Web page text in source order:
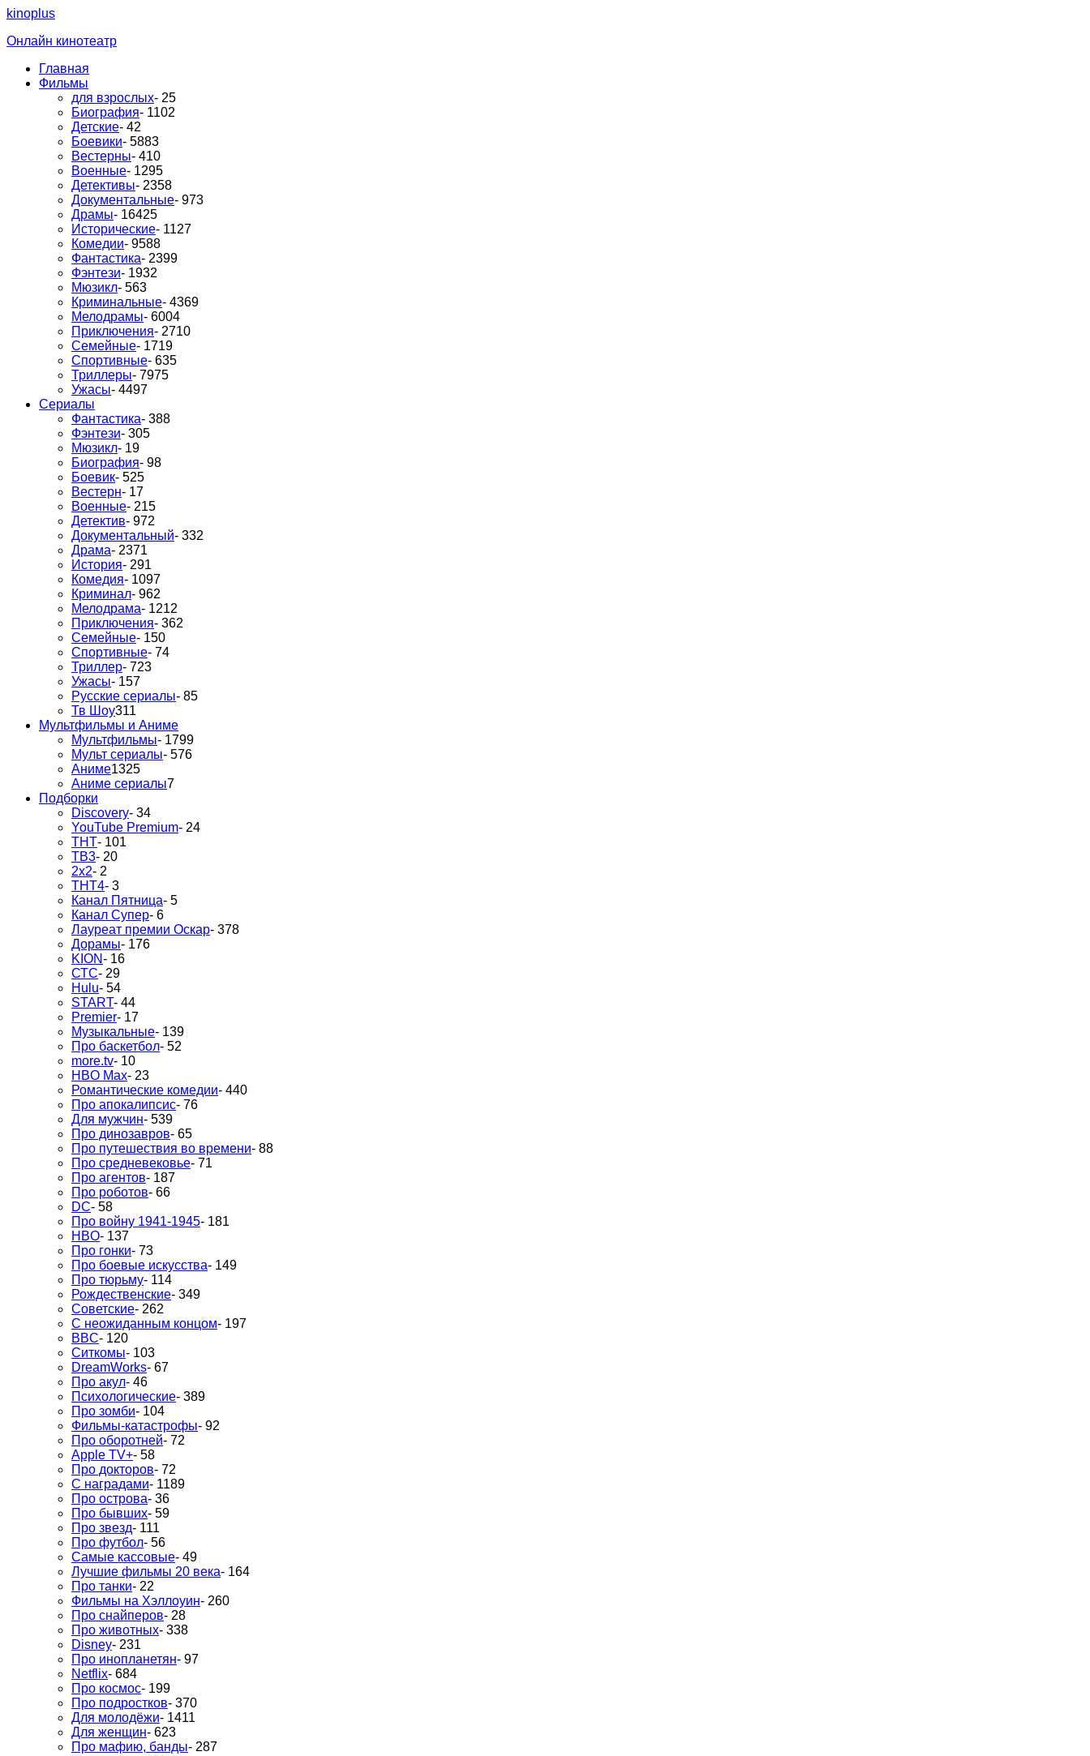
kinoplus
Онлайн кинотеатр
Главная
Фильмы
для взрослых- 25
Биография- 1102
Детские- 42
Боевики- 5883
Вестерны- 410
Военные- 1295
Детективы- 2358
Документальные- 973
Драмы- 16425
Исторические- 1127
Комедии- 9588
Фантастика- 2399
Фэнтези- 1932
Мюзикл- 563
Криминальные- 4369
Мелодрамы- 6004
Приключения- 2710
Семейные- 1719
Спортивные- 635
Триллеры- 7975
Ужасы- 4497
Сериалы
Фантастика- 388
Фэнтези- 305
Мюзикл- 19
Биография- 98
Боевик- 525
Вестерн- 17
Военные- 215
Детектив- 972
Документальный- 332
Драма- 2371
История- 291
Комедия- 1097
Криминал- 962
Мелодрама- 1212
Приключения- 362
Семейные- 150
Спортивные- 74
Триллер- 723
Ужасы- 157
Русские сериалы- 85
Тв Шоу311
Мультфильмы и Аниме
Мультфильмы- 1799
Мульт сериалы- 576
Аниме1325
Аниме сериалы7
Подборки
Discovery- 34
YouTube Premium- 24
ТНТ- 101
ТВ3- 20
2х2- 2
ТНТ4- 3
Канал Пятница- 5
Канал Супер- 6
Лауреат премии Оскар- 378
Дорамы- 176
KION- 16
СТС- 29
Hulu- 54
START- 44
Premier- 17
Музыкальные- 139
Про баскетбол- 52
more.tv- 10
HBO Max- 23
Романтические комедии- 440
Про апокалипсис- 76
Для мужчин- 539
Про динозавров- 65
Про путешествия во времени- 88
Про средневековье- 71
Про агентов- 187
Про роботов- 66
DC- 58
Про войну 1941-1945- 181
HBO- 137
Про гонки- 73
Про боевые искусства- 149
Про тюрьму- 114
Рождественские- 349
Советские- 262
С неожиданным концом- 197
BBC- 120
Ситкомы- 103
DreamWorks- 67
Про акул- 46
Психологические- 389
Про зомби- 104
Фильмы-катастрофы- 92
Про оборотней- 72
Apple TV+- 58
Про докторов- 72
С наградами- 1189
Про острова- 36
Про бывших- 59
Про звезд- 111
Про футбол- 56
Самые кассовые- 49
Лучшие фильмы 20 века- 164
Про танки- 22
Фильмы на Хэллоуин- 260
Про снайперов- 28
Про животных- 338
Disney- 231
Про инопланетян- 97
Netflix- 684
Про космос- 199
Про подростков- 370
Для молодёжи- 1411
Для женщин- 623
Про мафию, банды- 287